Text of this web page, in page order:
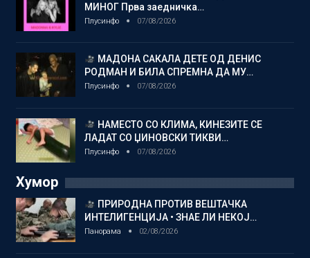
МИНОГ Прва заедничка…
Плусинфо 07/08/2026
МАДОНА САКАЛА ДЕТЕ ОД ДЕНИС
РОДМАН И БИЛА СПРЕМНА ДА МУ…
Плусинфо 07/08/2026
НАМЕСТО СО КЛИМА, КИНЕЗИТЕ СЕ
ЛАДАТ СО ЏИНОВСКИ ТИКВИ…
Плусинфо 07/08/2026
Хумор
ПРИРОДНА ПРОТИВ ВЕШТАЧКА
ИНТЕЛИГЕНЦИЈА • ЗНАЕ ЛИ НЕКОЈ…
Панорама 02/08/2026